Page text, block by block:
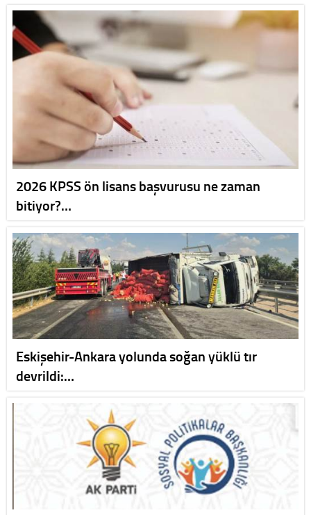
2026 KPSS ön lisans başvurusu ne zaman
bitiyor?…
Eskişehir-Ankara yolunda soğan yüklü tır
devrildi:…